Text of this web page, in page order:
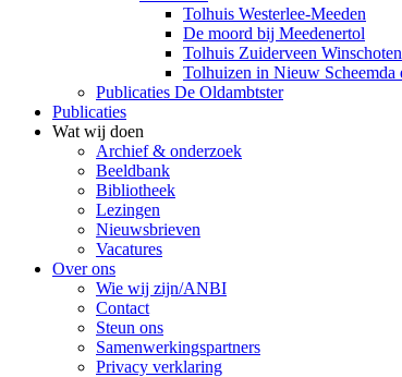
Tolhuis Westerlee-Meeden
De moord bij Meedenertol
Tolhuis Zuiderveen Winschoten
Tolhuizen in Nieuw Scheemda
Publicaties De Oldambtster
Publicaties
Wat wij doen
Archief & onderzoek
Beeldbank
Bibliotheek
Lezingen
Nieuwsbrieven
Vacatures
Over ons
Wie wij zijn/ANBI
Contact
Steun ons
Samenwerkingspartners
Privacy verklaring